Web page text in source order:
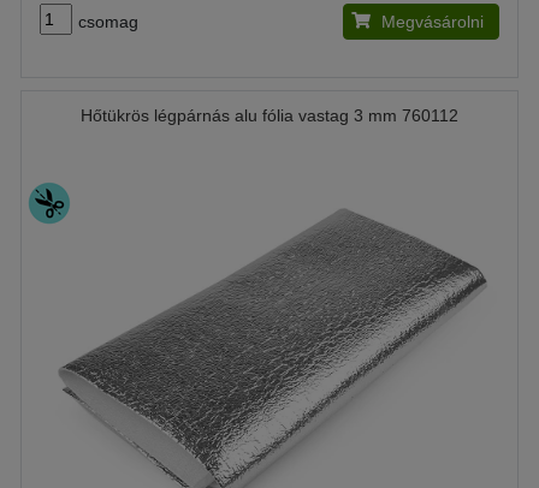
csomag Megvásárolni
Hőtükrös légpárnás alu fólia vastag 3 mm 760112